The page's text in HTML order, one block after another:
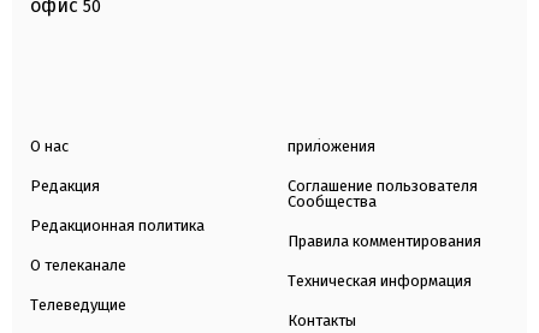
офис 50
О нас
Редакция
Редакционная политика
О телеканале
Телеведущие
приложения
Соглашение пользователя
Сообщества
Правила комментирования
Техническая информация
Контакты